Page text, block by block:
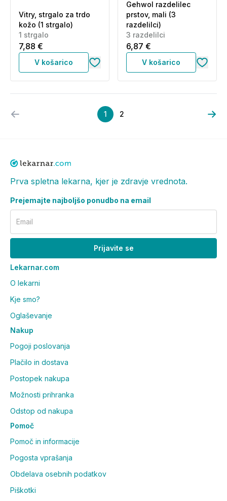
Vitry, strgalo za trdo
kožo (1 strgalo)
1 strgalo
7,88 €
V košarico
Gehwol razdelilec
prstov, mali (3
razdelilci)
3 razdelilci
6,87 €
V košarico
1 2
Prva spletna lekarna, kjer je zdravje vrednota.
Prejemajte najboljšo ponudbo na email
Email
Prijavite se
Lekarnar.com
O lekarni
Kje smo?
Oglaševanje
Nakup
Pogoji poslovanja
Plačilo in dostava
Postopek nakupa
Možnosti prihranka
Odstop od nakupa
Pomoč
Pomoč in informacije
Pogosta vprašanja
Obdelava osebnih podatkov
Piškotki